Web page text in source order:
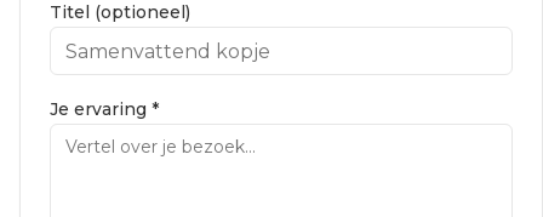
Titel (optioneel)
Je ervaring *